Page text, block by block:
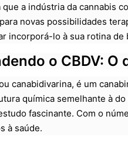
que a indústria da cannabis
novas possibilidades
incorporá-lo à sua rotina de
o CBDV: O
ou canabidivarina, é um
química semelhante à
fascinante. Com o
à saúde.